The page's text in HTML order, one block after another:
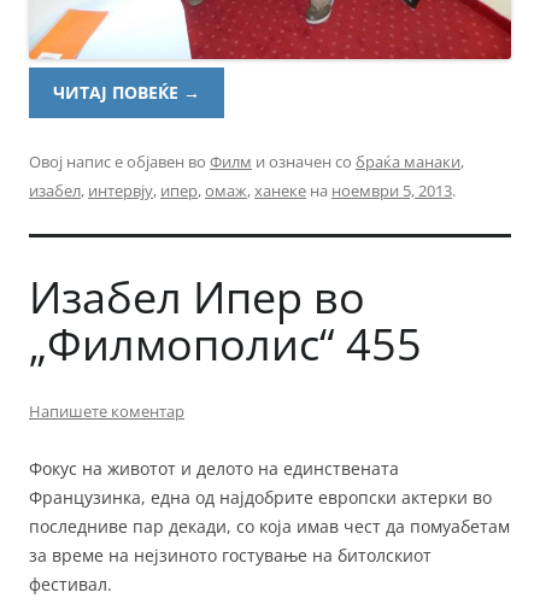
ЧИТАЈ ПОВЕЌЕ →
Овој напис е објавен во Филм и означен со браќа манаки,
изабел, интервју, ипер,омаж,ханеке на ноември 5, 2013.
Изабел Ипер во
„Филмополис“ 455
Напишете коментар
Фокус на животот и делото на единствената
Французинка, една од најдобрите европски актерки во
последниве пар декади, со која имав чест да помуабетам
за време на нејзиното гостување на битолскиот
фестивал.